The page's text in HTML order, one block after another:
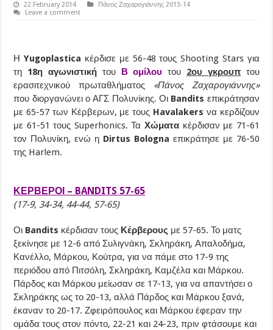
22 February 2014
Πάνος Ζαχαρογιάννης 2013-14
Leave a comment
ΗYugoplastica κέρδισε με 56-48 τους Shooting Stars για
τη 18η αγωνιστικήτου Β ομίλου του 2ου γκρουπτου
ερασιτεχνικού πρωταθλήματος «Πάνος Ζαχαρογιάννης»
που διοργανώνει ο ΑΓΣ Πολυνίκης. Οι Bandits επικράτησαν
με 65-57 των Κέρβερων, με τους Havalakers να κερδίζουν
με 61-51 τους Superhonics. ΤαΧώματα κέρδισαν με 71-61
τον Πολυνίκη, ενώ η Dirtus Bologna επικράτησε με 76-50
της Harlem.
ΚΕΡΒΕΡΟΙ – BANDITS 57-65
(17-9, 34-34, 44-44, 57-65)
Οι Bandits κέρδισαν τους Κέρβερους με 57-65. Το ματς
ξεκίνησε με 12-6 από Συλιγνάκη, Σκληράκη, Απαλοδήμα,
Κανέλλο, Μάρκου, Κούτρα, για να πάμε στο 17-9 της
περιόδου από Πιτσόλη, Σκληράκη, Καμζέλα και Μάρκου.
Πάρδος και Μάρκου μείωσαν σε 17-13, για να απαντήσει ο
Σκληράκης ως το 20-13, αλλά Πάρδος και Μάρκου ξανά,
έκαναν το 20-17. Ζφειρόπουλος και Μάρκου έφεραν την
ομάδα τους στον πόντο, 22-21 και 24-23, πριν φτάσουμε και